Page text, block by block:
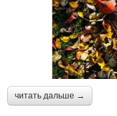
читать дальше →